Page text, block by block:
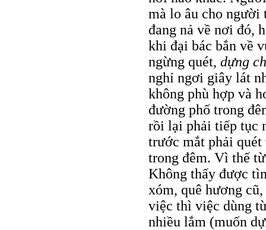
mà lo âu cho
đang nả về nơi đó,
khi đại bác bắn về
ngừng quét, dựng
nghỉ ngơi giây lát
không phù hợp và
đường phố trong
rồi lại phải tiếp tục
trước mắt phải quét
trong đêm. Vì thế
Không thấy được
xóm, quê hương
việc thì việc dùng
nhiều lắm (muốn